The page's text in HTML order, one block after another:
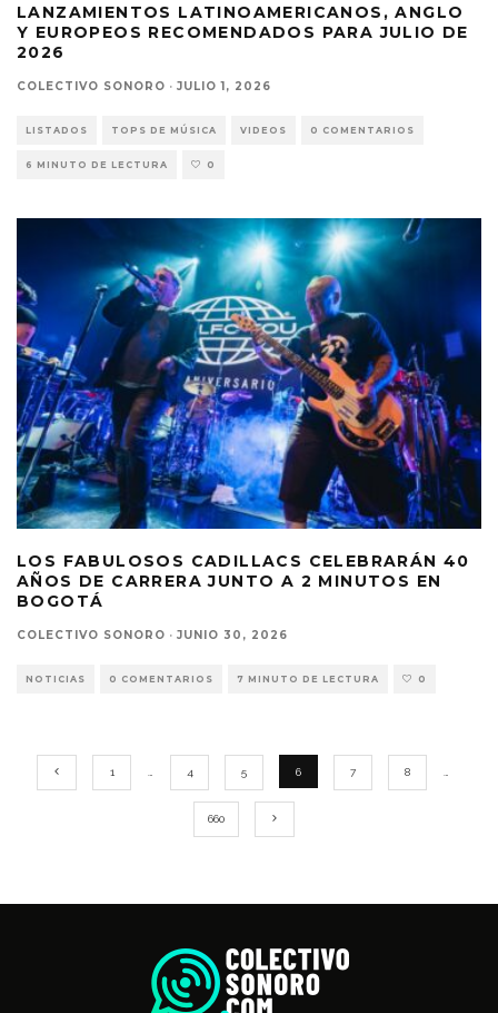
LANZAMIENTOS LATINOAMERICANOS, ANGLO
Y EUROPEOS RECOMENDADOS PARA JULIO DE
2026
COLECTIVO SONORO · JULIO 1, 2026
LISTADOS TOPS DE MÚSICA VIDEOS 0 COMENTARIOS
6 MINUTO DE LECTURA 0
LOS FABULOSOS CADILLACS CELEBRARÁN 40
AÑOS DE CARRERA JUNTO A 2 MINUTOS EN
BOGOTÁ
COLECTIVO SONORO · JUNIO 30, 2026
NOTICIAS 0 COMENTARIOS 7 MINUTO DE LECTURA 0
1 4 5 6 7 8
660